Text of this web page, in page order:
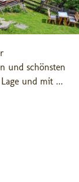
und schönsten
und mit ...